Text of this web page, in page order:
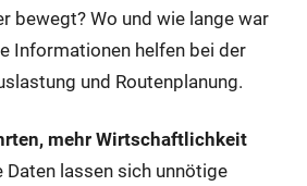
bewegt? Wo und wie lange war
Informationen helfen bei der
und Routenplanung.
mehr Wirtschaftlichkeit
Daten lassen sich unnötige